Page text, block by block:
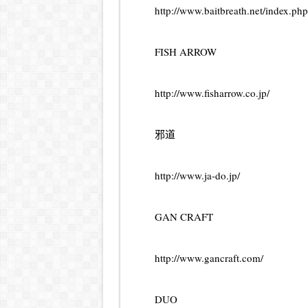
http://www.baitbreath.net/index.php
FISH ARROW
http://www.fisharrow.co.jp/
邪道
http://www.ja-do.jp/
GAN CRAFT
http://www.gancraft.com/
DUO